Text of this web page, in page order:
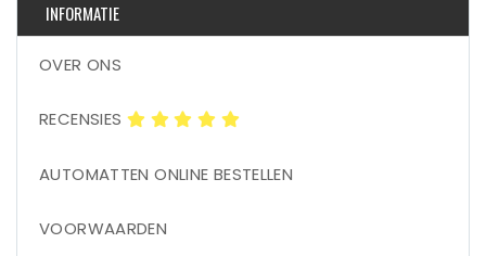
INFORMATIE
OVER ONS
RECENSIES
AUTOMATTEN ONLINE BESTELLEN
VOORWAARDEN